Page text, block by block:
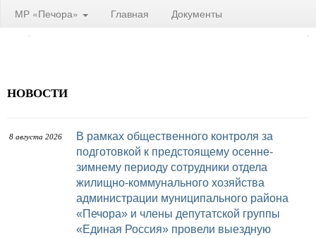
МР «Печора» Главная Документы
НОВОСТИ
8 августа 2026
В рамках общественного контроля за
подготовкой к предстоящему осенне-
зимнему периоду сотрудники отдела
жилищно-коммунального хозяйства
администрации муниципального района
«Печора» и члены депутатской группы
«Единая Россия» провели выездную